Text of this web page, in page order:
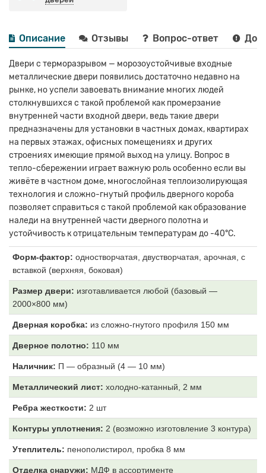
Описание Отзывы Вопрос-ответ
Двери с терморазрывом — морозоустойчивые входные
металлические двери появились достаточно недавно на
рынке, но успели завоевать внимание многих людей
столкнувшихся с такой проблемой как промерзание
внутренней части входной двери, ведь такие двери
предназначены для установки в частных домах, квартирах
на первых этажах, офисных помещениях и других
строениях имеющие прямой выход на улицу. Вопрос в
тепло-сбережении играет важную роль особенно если вы
живёте в частном доме, многослойная теплоизолирующая
технология и сложно-гнутый профиль дверного короба
позволяет справиться с такой проблемой как образование
наледи на внутренней части дверного полотна и
устойчивость к отрицательным температурам до -40°C.
Форм-фактор: одностворчатая, двустворчатая, арочная, с
вставкой (верхняя, боковая)
Размер двери: изготавливается любой (базовый —
2000×800 мм)
Дверная коробка: из сложно-гнутого профиля 150 мм
Дверное полотно: 110 мм
Наличник: П — образный (4 — 10 мм)
Металлический лист: холодно-катанный, 2 мм
Ребра жесткости: 2 шт
Контуры уплотнения: 2 (возможно изготовление 3 контура)
Утеплитель: пенополистирол, пробка 8 мм
Отделка снаружи: МДФ в ассортименте